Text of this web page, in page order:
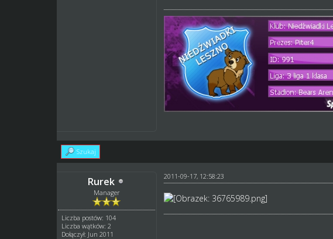
Szukaj
Rurek
Manager
Liczba postów: 104
Liczba wątków: 2
Dołączył: Jun 2011
2011-09-17, 12:58:23